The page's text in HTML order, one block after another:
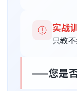
实战
只教
——您是否